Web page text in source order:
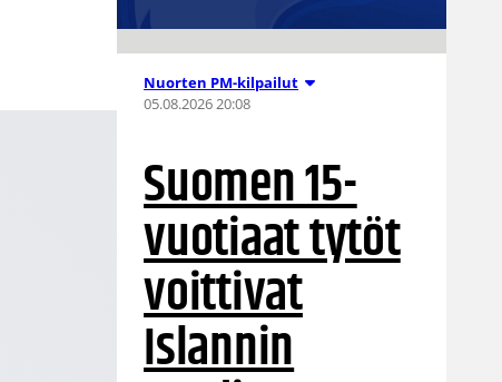
Nuorten PM-kilpailut
05.08.2026 20:08
Suomen 15-
vuotiaat tytöt
voittivat
Islannin